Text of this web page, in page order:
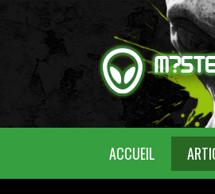
ACCUEIL (CURRENT)